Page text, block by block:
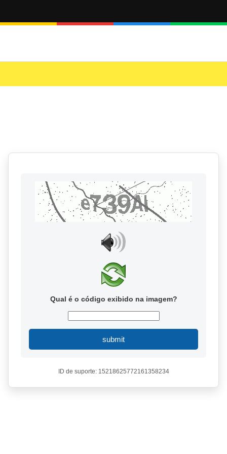
Qual é o código exibido na imagem?
submit
ID de suporte: 15218625772161358234